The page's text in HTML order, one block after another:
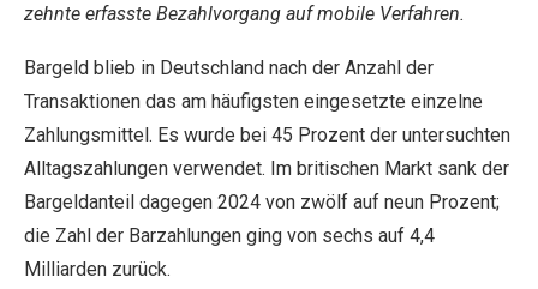
zehnte erfasste Bezahlvorgang auf mobile Verfahren.
Bargeld blieb in Deutschland nach der Anzahl der
Transaktionen das am häufigsten eingesetzte einzelne
Zahlungsmittel. Es wurde bei 45 Prozent der untersuchten
Alltagszahlungen verwendet. Im britischen Markt sank der
Bargeldanteil dagegen 2024 von zwölf auf neun Prozent;
die Zahl der Barzahlungen ging von sechs auf 4,4
Milliarden zurück.